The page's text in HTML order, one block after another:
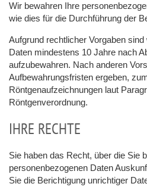
Wir bewahren Ihre
wie dies für die Durchführung der
Aufgrund rechtlicher Vorgaben
Daten mindestens 10 Jahre nach
aufzubewahren. Nach anderen
Aufbewahrungsfristen ergeben,
Röntgenaufzeichnungen laut
Röntgenverordnung.
IHRE RECHTE
Sie haben das Recht, über die Sie
personenbezogenen Daten
Sie die Berichtigung unrichtiger